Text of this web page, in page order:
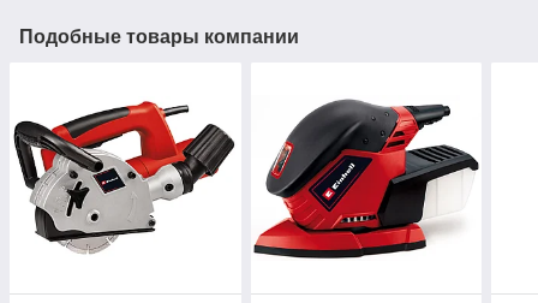
Подобные товары компании